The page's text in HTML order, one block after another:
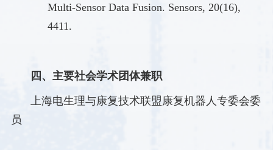
Multi-Sensor Data Fusion. Sensors, 20(16),
4411.
四、主要社会学术团体兼职
上海电生理与康复技术联盟康复机器人专委会委
员